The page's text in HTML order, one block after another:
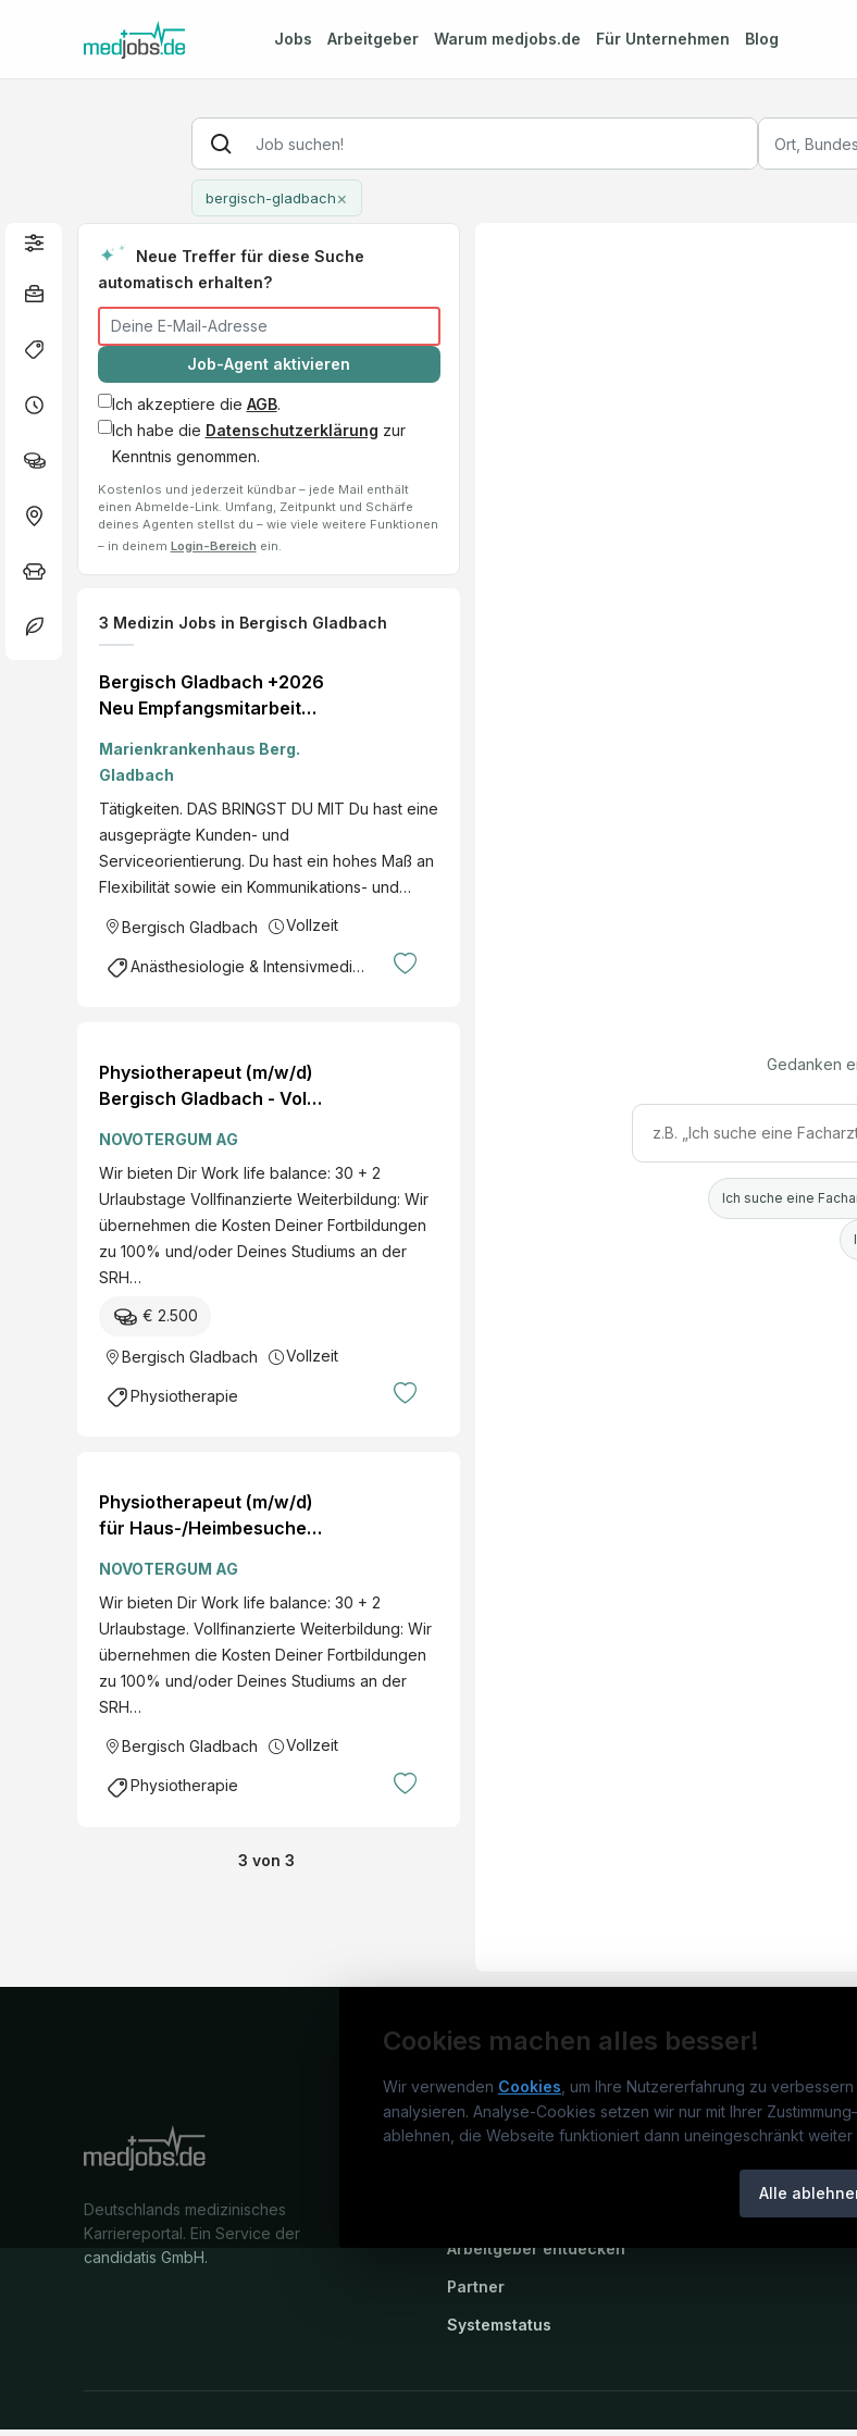
Jobs Arbeitgeber Warum medjobs.de Für Unternehmen Blog
bergisch-gladbach×
Neue Treffer für diese Suche
automatisch erhalten?
Job-Agent aktivieren
Ich akzeptiere die AGB.
Ich habe die Datenschutzerklärung zur
Kenntnis genommen.
Kostenlos und jederzeit kündbar – jede Mail enthält
einen Abmelde-Link. Umfang, Zeitpunkt und Schärfe
deines Agenten stellst du – wie viele weitere Funktionen
– in deinem Login-Bereich ein.
3 Medizin Jobs in Bergisch Gladbach
Bergisch Gladbach +2026
Neu Empfangsmitarbeiter
oder Berufserfahrene
Management und
Verwaltung
Marienkrankenhaus Berg.
Gladbach
Tätigkeiten. DAS BRINGST DU MIT Du hast eine
ausgeprägte Kunden- und
Serviceorientierung. Du hast ein hohes Maß an
Flexibilität sowie ein Kommunikations- und…
Bergisch Gladbach Vollzeit
Anästhesiologie & Intensivmedizin
Physiotherapeut (m/w/d)
Bergisch Gladbach - Voll-
EUR
NOVOTERGUM AG
Wir bieten Dir Work life balance: 30 + 2
Urlaubstage Vollfinanzierte Weiterbildung: Wir
übernehmen die Kosten Deiner Fortbildungen
zu 100% und/oder Deines Studiums an der
SRH…
€ 2.500
Bergisch Gladbach Vollzeit
Physiotherapie
Physiotherapeut (m/w/d)
für Haus-/Heimbesuche
oder Teilzeit Erfahrung:
weniger als 1 Jahr
NOVOTERGUM AG
Wir bieten Dir Work life balance: 30 + 2
Urlaubstage. Vollfinanzierte Weiterbildung: Wir
übernehmen die Kosten Deiner Fortbildungen
zu 100% und/oder Deines Studiums an der
SRH…
Bergisch Gladbach Vollzeit
Physiotherapie
3 von 3
Gedanken
Ich suche eine
Cookies machen alles besser!
Wir verwenden Cookies, um Ihre Nutzererfahrung zu
analysieren. Analyse-Cookies setzen wir nur mit Ihrer Zustimmung
ablehnen, die Webseite funktioniert dann uneingeschränkt weiter
Alle
Deutschlands medizinisches
Karriereportal. Ein Service der
candidatis GmbH.
medjobs.de
Arbeitgeber entdecken
Partner
Systemstatus
Jobs
Jobkategorien
Berufsfelder